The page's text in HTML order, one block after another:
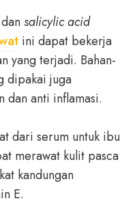
dansalicylic acid
ini dapat bekerja
yang terjadi. Bahan-
dipakai juga
dan anti inflamasi.
dari serum untuk ibu
merawat kulit pasca
kandungan
E.